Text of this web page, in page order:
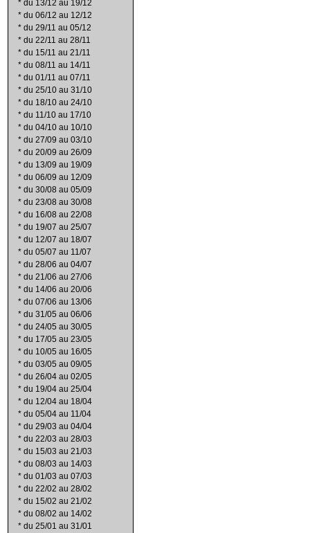
* du 13/12 au 19/12
* du 06/12 au 12/12
* du 29/11 au 05/12
* du 22/11 au 28/11
* du 15/11 au 21/11
* du 08/11 au 14/11
* du 01/11 au 07/11
* du 25/10 au 31/10
* du 18/10 au 24/10
* du 11/10 au 17/10
* du 04/10 au 10/10
* du 27/09 au 03/10
* du 20/09 au 26/09
* du 13/09 au 19/09
* du 06/09 au 12/09
* du 30/08 au 05/09
* du 23/08 au 30/08
* du 16/08 au 22/08
* du 19/07 au 25/07
* du 12/07 au 18/07
* du 05/07 au 11/07
* du 28/06 au 04/07
* du 21/06 au 27/06
* du 14/06 au 20/06
* du 07/06 au 13/06
* du 31/05 au 06/06
* du 24/05 au 30/05
* du 17/05 au 23/05
* du 10/05 au 16/05
* du 03/05 au 09/05
* du 26/04 au 02/05
* du 19/04 au 25/04
* du 12/04 au 18/04
* du 05/04 au 11/04
* du 29/03 au 04/04
* du 22/03 au 28/03
* du 15/03 au 21/03
* du 08/03 au 14/03
* du 01/03 au 07/03
* du 22/02 au 28/02
* du 15/02 au 21/02
* du 08/02 au 14/02
* du 25/01 au 31/01